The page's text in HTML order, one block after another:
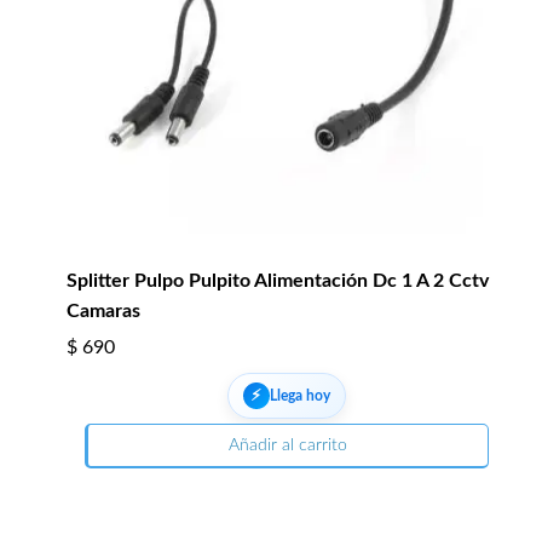
Splitter Pulpo Pulpito Alimentación Dc 1 A 2 Cctv
Camaras
$ 690
⚡︎ Llega hoy
Añadir al carrito